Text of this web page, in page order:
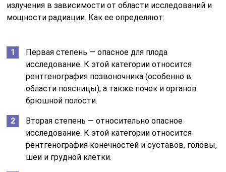
излучения в зависимости от области исследований и
мощности радиации. Как ее определяют:
Первая степень — опасное для плода
исследование. К этой категории относится
рентгенография позвоночника (особенно в
области поясницы), а также почек и органов
брюшной полости.
Вторая степень — относительно опасное
исследование. К этой категории относится
рентгенография конечностей и суставов, головы,
шеи и грудной клетки.